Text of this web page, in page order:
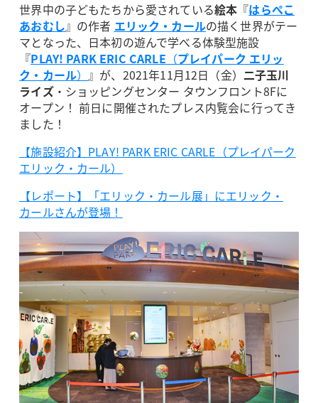
世界中の子どもたちから愛されている絵本 『はらぺこ
あおむし』の作者 エリック・カールの描く世界がテー
マとなった、日本初の遊んで学べる体験型施設
『PLAY! PARK ERIC CARLE （プレイパーク エリッ
ク・カール）』が、2021年11月12日（金） 二子玉川
ライズ・ショッピングセンター タウンフロント8Fに
オープン！ 前日に開催されたプレス内覧会に行ってき
ました！
【施設紹介】PLAY! PARK ERIC CARLE（プレイパーク
エリック・カール）
【レポート】「エリック・カール展」にエリック・
カールさんが登場！